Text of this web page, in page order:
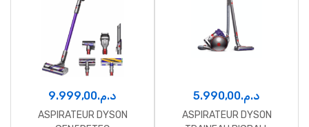
د.م.9.999,00
ASPIRATEUR DYSON
د.م.5.990,00
ASPIRATEUR DYSON